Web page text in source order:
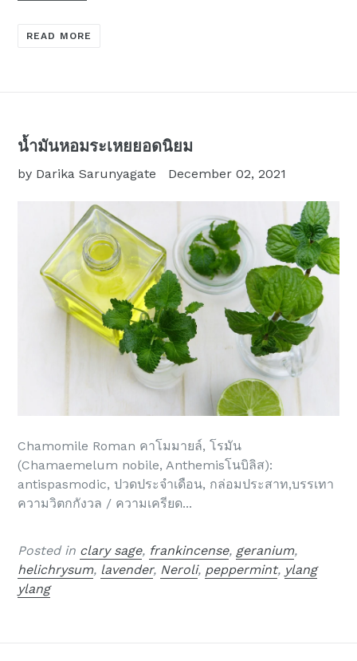
READ MORE
น้ำมันหอมระเหยยอดนิยม
by Darika Sarunyagate December 02, 2021
Chamomile Roman คาโมมายล์, โรมัน
(Chamaemelum nobile, Anthemisโนบิลิส):
antispasmodic, ปวดประจำเดือน, กล่อมประสาท,บรรเทา
ความวิตกกังวล / ความเครียด...
Posted in clary sage, frankincense, geranium,
helichrysum, lavender, Neroli, peppermint, ylang
ylang